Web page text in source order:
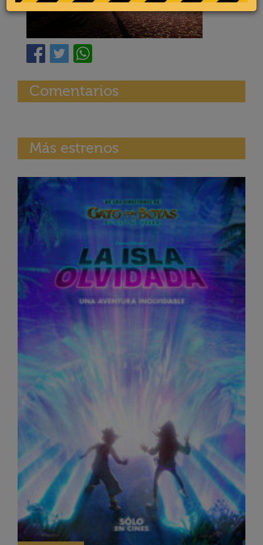
Comentarios
Más estrenos